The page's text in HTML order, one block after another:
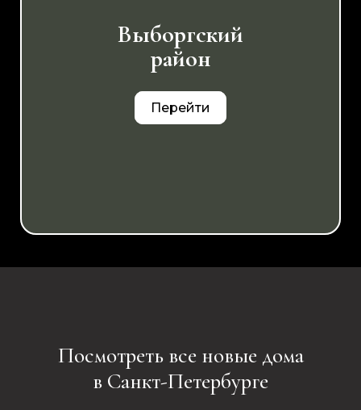
Выборгский
район
Перейти
Посмотреть все новые дома
в Санкт-Петербурге